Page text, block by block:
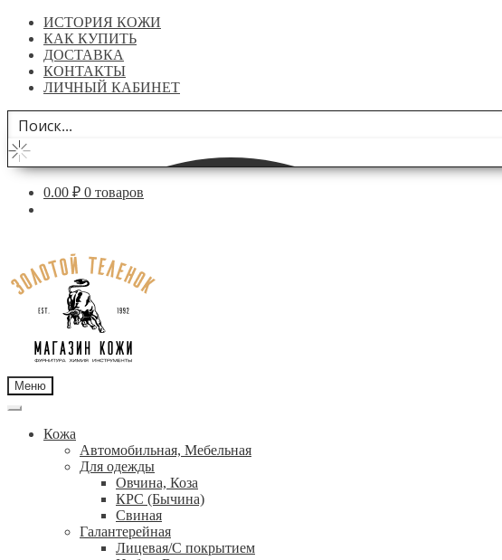
ИСТОРИЯ КОЖИ
КАК КУПИТЬ
ДОСТАВКА
КОНТАКТЫ
ЛИЧНЫЙ КАБИНЕТ
0.00 ₽ 0 товаров
навигации
содержимому
Меню
Кожа
Автомобильная, Мебельная
Для одежды
Овчина, Коза
КРС (Бычина)
Свиная
Галантерейная
Лицевая/С покрытием